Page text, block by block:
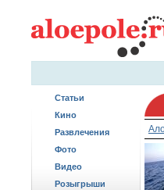
Статьи
Кино
Развлечения
Фото
Видео
Розыгрыши